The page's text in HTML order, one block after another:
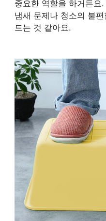
중요한 역할을 하거든요
냄새 문제나 청소의 불
드는 것 같아요.